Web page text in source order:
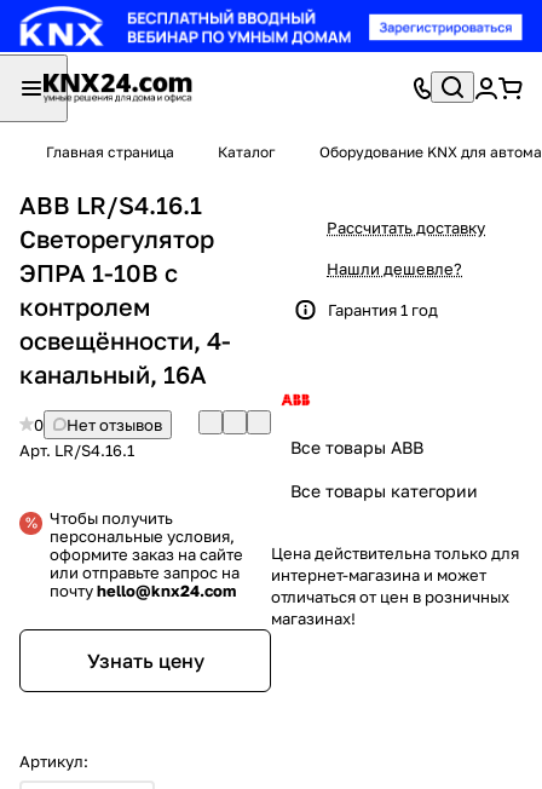
Главная страница Каталог Оборудование KNX для
ABB LR/S4.16.1
Светорегулятор
ЭПРА 1-10B с
контролем
освещённости, 4-
канальный, 16A
0
Нет отзывов
Арт. LR/S4.16.1
Чтобы получить
персональные условия,
оформите заказ на сайте
или отправьте запрос на
почтуhello@knx24.com
Узнать цену
Артикул:
Рассчитать доставку
Нашли дешевле?
Гарантия 1 год
Все товары ABB
Все товары категории
Цена действительна только для
интернет-магазина и может
отличаться от цен в розничных
магазинах!